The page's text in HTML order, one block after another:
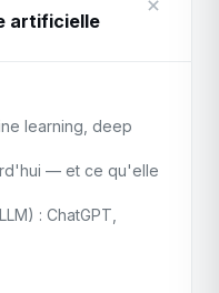
artificielle
learning, deep
— et ce qu'elle
: ChatGPT,